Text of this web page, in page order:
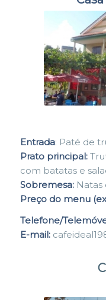
Entrada: Paté de
Prato principal:
com batatas e
Sobremesa:Natas
Preço do menu
Telefone/
E-mail: